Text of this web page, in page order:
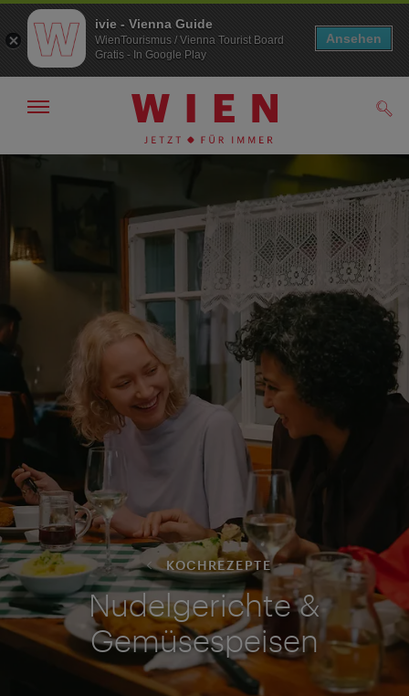
Zur
Zum
Navigation
KOCHREZEPTE
Nudelgerichte &
Gemüsespeisen
ivie - Vienna Guide
WienTourismus / Vienna Tourist Board
Gratis - In Google Play
Ansehen